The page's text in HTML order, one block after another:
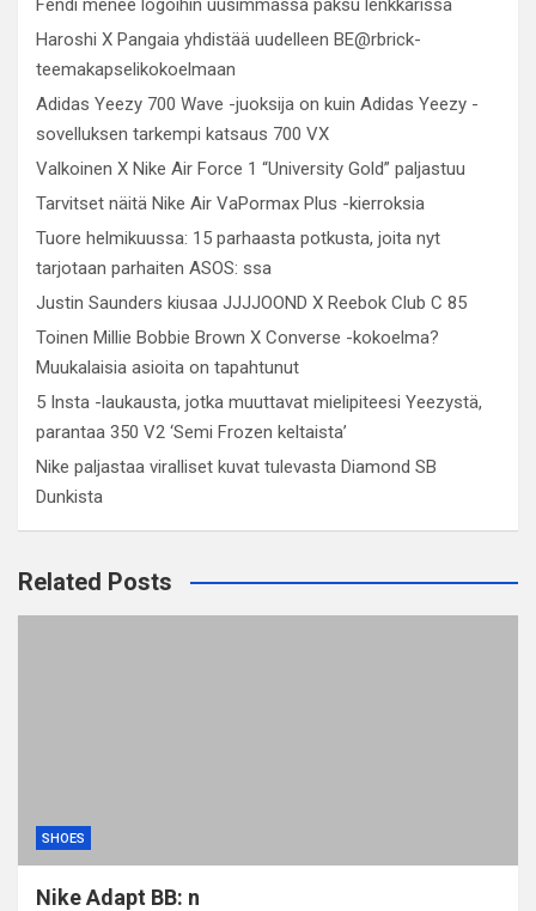
Fendi menee logoihin uusimmassa paksu lenkkarissa
Haroshi X Pangaia yhdistää uudelleen BE@rbrick-
teemakapselikokoelmaan
Adidas Yeezy 700 Wave -juoksija on kuin Adidas Yeezy -
sovelluksen tarkempi katsaus 700 VX
Valkoinen X Nike Air Force 1 “University Gold” paljastuu
Tarvitset näitä Nike Air VaPormax Plus -kierroksia
Tuore helmikuussa: 15 parhaasta potkusta, joita nyt
tarjotaan parhaiten ASOS: ssa
Justin Saunders kiusaa JJJJOOND X Reebok Club C 85
Toinen Millie Bobbie Brown X Converse -kokoelma?
Muukalaisia ​​asioita on tapahtunut
5 Insta -laukausta, jotka muuttavat mielipiteesi Yeezystä,
parantaa 350 V2 ‘Semi Frozen keltaista’
Nike paljastaa viralliset kuvat tulevasta Diamond SB
Dunkista
Related Posts
SHOES
Nike Adapt BB: n